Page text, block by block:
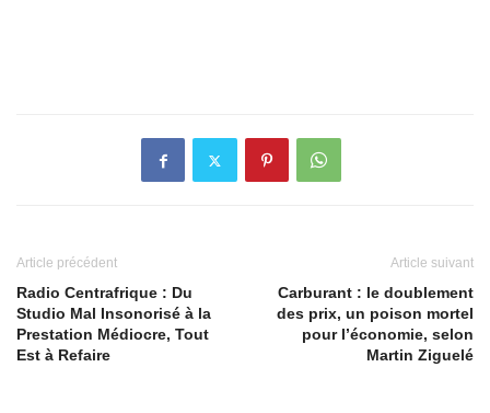
Article précédent
Radio Centrafrique : Du
Studio Mal Insonorisé à la
Prestation Médiocre, Tout
Est à Refaire
Article suivant
Carburant : le doublement
des prix, un poison mortel
pour l’économie, selon
Martin Ziguelé